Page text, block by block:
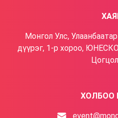
Монгол Улс,
дүүрэг, 1-р хороо,
ХОЛБОО